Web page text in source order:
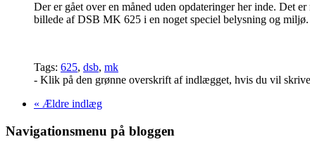
Der er gået over en måned uden opdateringer her inde. Det
billede af DSB MK 625 i en noget speciel belysning og miljø.
Tags: 625, dsb, mk
- Klik på den grønne overskrift af indlægget, hvis du vil
« Ældre indlæg
Navigationsmenu på bloggen